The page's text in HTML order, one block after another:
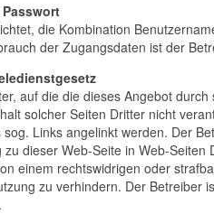
die Kombination
der Zugangsdaten ist der
auf die die dieses Angebot
solcher Seiten Dritter nicht
Links angelinkt werden. Der
dieser Web-Seite in Web-
einem rechtswidrigen oder
zu verhindern. Der Betreiber